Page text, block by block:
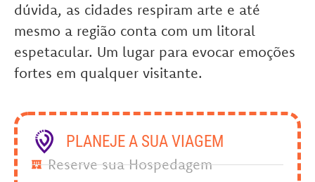
dúvida, as cidades respiram arte e até
mesmo a região conta com um litoral
espetacular. Um lugar para evocar emoções
fortes em qualquer visitante.
PLANEJE A SUA VIAGEM
Reserve sua Hospedagem